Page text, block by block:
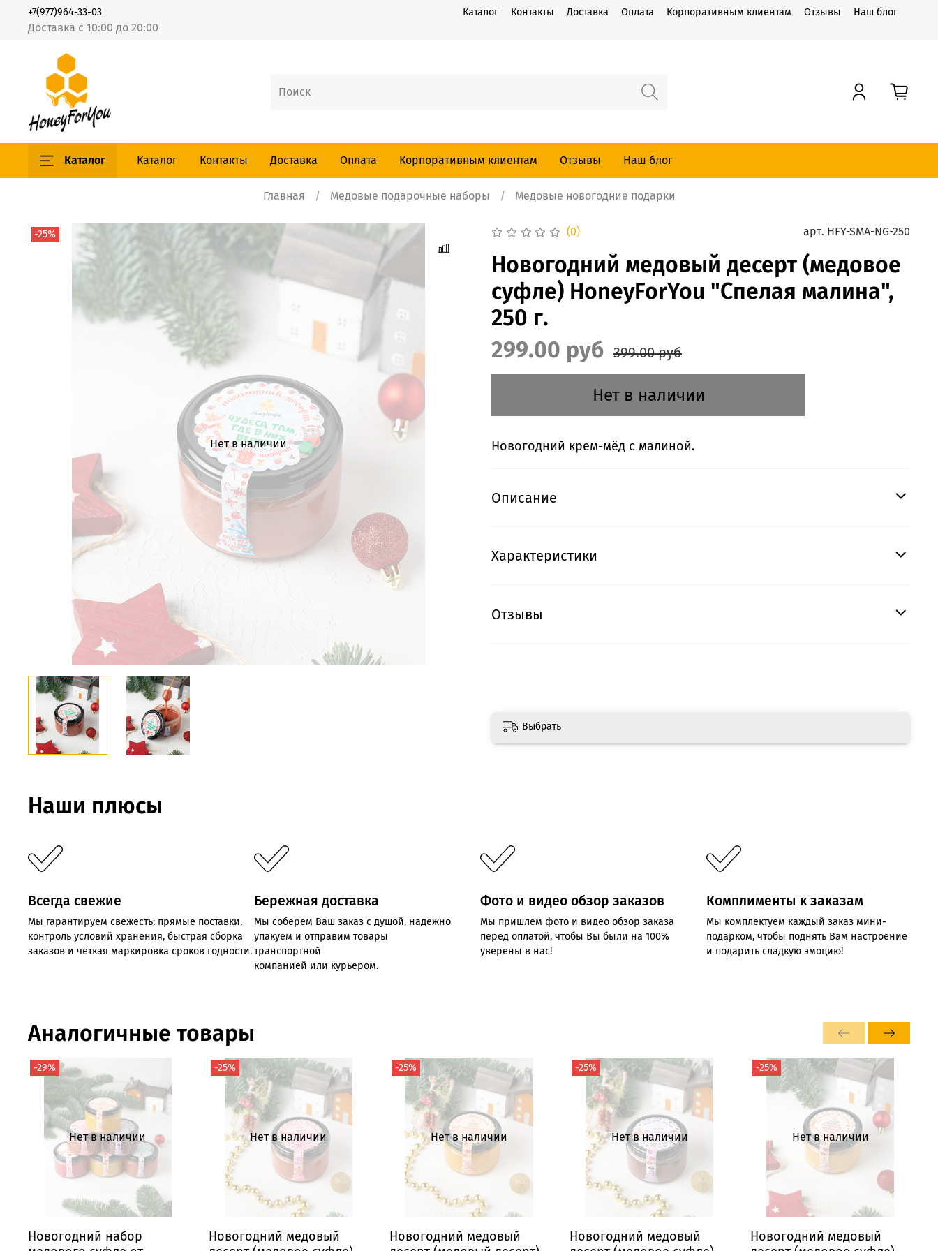
Каталог Контакты Доставка Оплата Корпоративным клиентам Отзывы Наш блог
Доставка с 10:00 до 20:00
+7(977)964-33-03
Каталог Каталог Контакты Доставка Оплата Корпоративным клиентам Отзывы Наш блог
Главная Медовые подарочные наборы Медовые новогодние подарки
Нет в наличии
-25% (0) арт. HFY-SMA-NG-250
Новогодний медовый десерт (медовое
суфле) HoneyForYou "Спелая малина",
250 г.
299.00 руб 399.00 руб
Нет в наличии
Новогодний крем-мёд с малиной.
Описание
Характеристики
Отзывы
Выбрать
Наши плюсы
Всегда свежие
Мы гарантируем свежесть: прямые поставки,
контроль условий хранения, быстрая сборка
заказов и чёткая маркировка сроков годности.
Бережная доставка
Мы соберем Ваш заказ с душой, надежно
упакуем и отправим товары
транспортной
компанией или курьером.
Фото и видео обзор заказов
Мы пришлем фото и видео обзор заказа
перед оплатой, чтобы Вы были на 100%
уверены в нас!
Комплименты к заказам
Мы комплектуем каждый заказ мини-
подарком, чтобы поднять Вам настроение
и подарить сладкую эмоцию!
Аналогичные товары
Нет в наличии
-29%
Новогодний набор
Нет в наличии
-25%
Новогодний медовый
Нет в наличии
-25%
Новогодний медовый
Нет в наличии
-25%
Новогодний медовый
Нет в наличии
-25%
Новогодний медовый